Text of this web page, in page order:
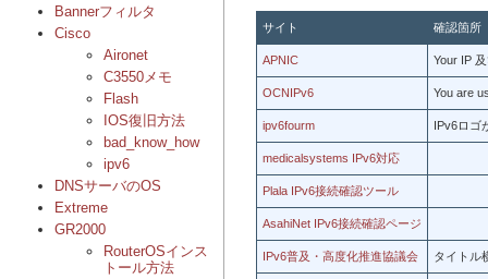
Bannerフィルタ
Cisco
Aironet
C3550メモ
Flash
IOS復旧方法
bad_know_how
ipv6
DNSサーバのOS
Extreme
GR2000
RouterOSインス
トール方法
サイト 確認箇所
APNIC Your IP
OCNIPv6 You are
ipv6fourm IPv6ロゴ
medicalsystems IPv6対応
Plala IPv6接続確認ツール
AsahiNet IPv6接続確認ページ
IPv6普及・高度化推進協議会 タイトル